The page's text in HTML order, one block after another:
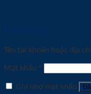
Tên tài khoản hoặc địa
Mật khẩu *
Ghi nhớ mật khẩu